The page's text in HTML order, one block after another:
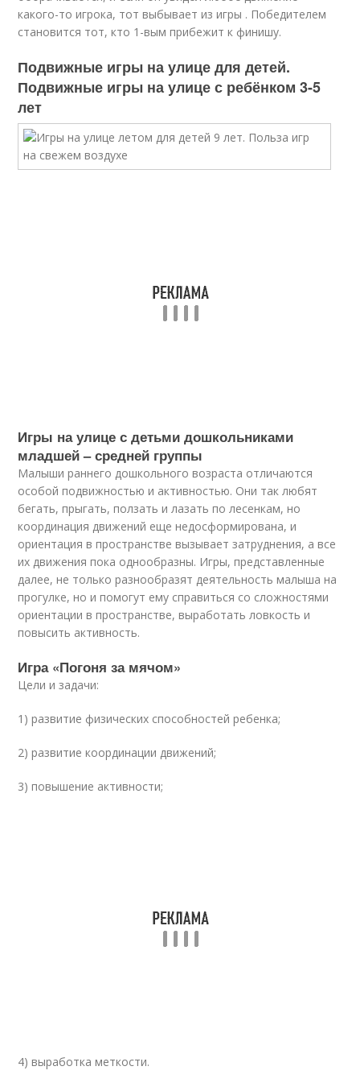
какого-то игрока, тот выбывает из игры . Победителем
становится тот, кто 1-вым прибежит к финишу.
Подвижные игры на улице для детей.
Подвижные игры на улице с ребёнком 3-5
лет
Игры на улице с детьми дошкольниками
младшей – средней группы
Малыши раннего дошкольного возраста отличаются
особой подвижностью и активностью. Они так любят
бегать, прыгать, ползать и лазать по лесенкам, но
координация движений еще недосформирована, и
ориентация в пространстве вызывает затруднения, а все
их движения пока однообразны. Игры, представленные
далее, не только разнообразят деятельность малыша на
прогулке, но и помогут ему справиться со сложностями
ориентации в пространстве, выработать ловкость и
повысить активность.
Игра «Погоня за мячом»
Цели и задачи:
1) развитие физических способностей ребенка;
2) развитие координации движений;
3) повышение активности;
4) выработка меткости.